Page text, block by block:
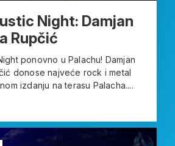
Night: Damjan
Rupčić
ponovno u Palachu! Damjan
donose najveće rock i metal
izdanju na terasu Palacha....